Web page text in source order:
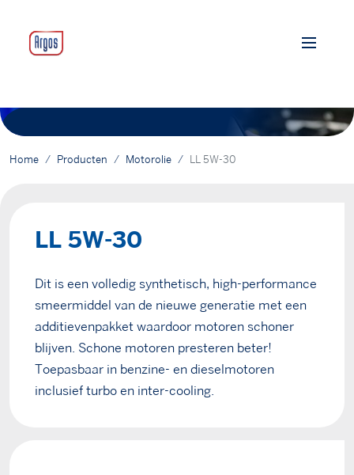
Home Producten Motorolie LL 5W-30
LL 5W-30
Dit is een volledig synthetisch, high-performance
smeermiddel van de nieuwe generatie met een
additievenpakket waardoor motoren schoner
blijven. Schone motoren presteren beter!
Toepasbaar in benzine- en dieselmotoren
inclusief turbo en inter-cooling.